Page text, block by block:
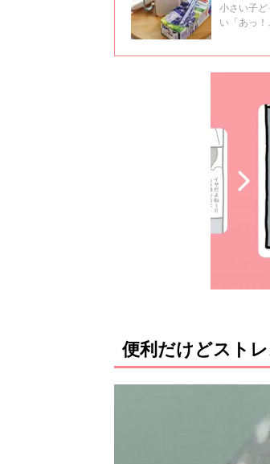
小さい子
い「あっ
便利だけどスト